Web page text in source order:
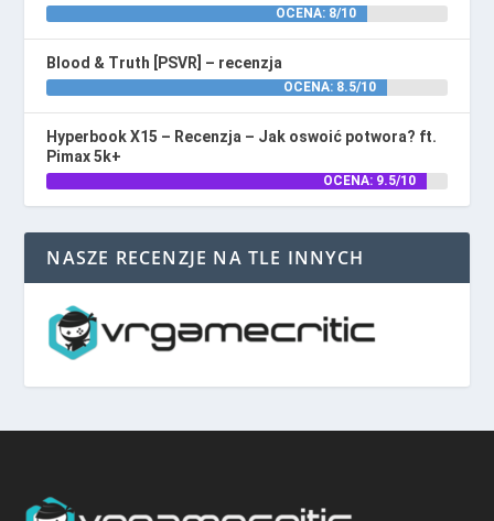
OCENA: 8/10
Blood & Truth [PSVR] – recenzja
OCENA: 8.5/10
Hyperbook X15 – Recenzja – Jak oswoić potwora? ft.
Pimax 5k+
OCENA: 9.5/10
NASZE RECENZJE NA TLE INNYCH